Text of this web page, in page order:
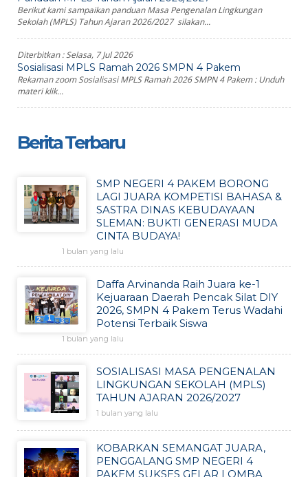
Berikut kami sampaikan panduan Masa Pengenalan Lingkungan
Sekolah (MPLS) Tahun Ajaran 2026/2027 silakan...
Diterbitkan :Selasa, 7 Jul 2026
Sosialisasi MPLS Ramah 2026 SMPN 4 Pakem
Rekaman zoom Sosialisasi MPLS Ramah 2026 SMPN 4 Pakem : Unduh
materi klik...
Berita Terbaru
SMP NEGERI 4 PAKEM BORONG
LAGI JUARA KOMPETISI BAHASA &
SASTRA DINAS KEBUDAYAAN
SLEMAN: BUKTI GENERASI MUDA
CINTA BUDAYA!
1 bulan yang lalu
Daffa Arvinanda Raih Juara ke-1
Kejuaraan Daerah Pencak Silat DIY
2026, SMPN 4 Pakem Terus Wadahi
Potensi Terbaik Siswa
1 bulan yang lalu
SOSIALISASI MASA PENGENALAN
LINGKUNGAN SEKOLAH (MPLS)
TAHUN AJARAN 2026/2027
1 bulan yang lalu
KOBARKAN SEMANGAT JUARA,
PENGGALANG SMP NEGERI 4
PAKEM SUKSES GELAR LOMBA